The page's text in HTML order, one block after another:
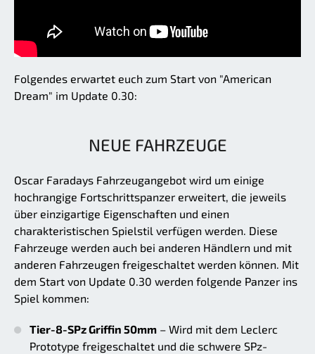
Folgendes erwartet euch zum Start von "American
Dream" im Update 0.30:
NEUE FAHRZEUGE
Oscar Faradays Fahrzeugangebot wird um einige
hochrangige Fortschrittspanzer erweitert, die jeweils
über einzigartige Eigenschaften und einen
charakteristischen Spielstil verfügen werden. Diese
Fahrzeuge werden auch bei anderen Händlern und mit
anderen Fahrzeugen freigeschaltet werden können. Mit
dem Start von Update 0.30 werden folgende Panzer ins
Spiel kommen:
Tier-8-SPz Griffin 50mm – Wird mit dem Leclerc
Prototype freigeschaltet und die schwere SPz-